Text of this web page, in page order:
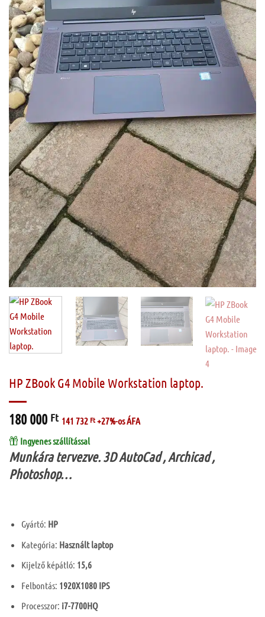
HP ZBook G4 Mobile Workstation laptop.
180 000 Ft 141 732 Ft+27%-os ÁFA
Ingyenes szállítással
Munkára tervezve.3D AutoCad , Archicad ,
Photoshop…
Gyártó: HP
Kategória: Használt laptop
Kijelző képátló: 15,6
Felbontás: 1920X1080 IPS
Processzor: i7-7700HQ